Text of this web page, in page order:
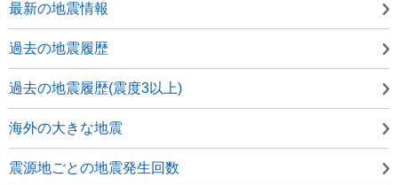
最新の地震情報
過去の地震履歴
過去の地震履歴(震度3以上)
海外の大きな地震
震源地ごとの地震発生回数